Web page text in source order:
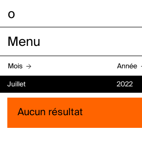
o
Menu
Mois Année
Juillet 2022
Aucun résultat